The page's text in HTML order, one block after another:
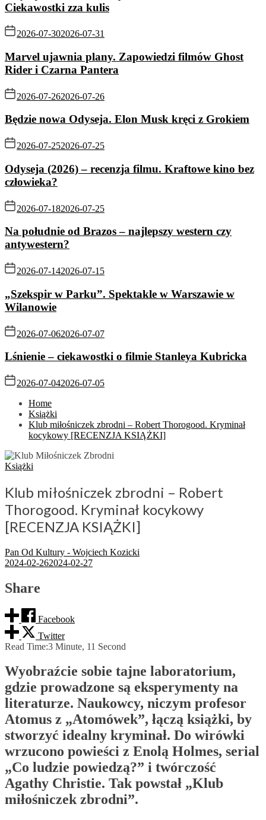
Ciekawostki zza kulis
2026-07-302026-07-31
Marvel ujawnia plany. Zapowiedzi filmów Ghost
Rider i Czarna Pantera
2026-07-262026-07-26
Będzie nowa Odyseja. Elon Musk kręci z Grokiem
2026-07-252026-07-25
Odyseja (2026) – recenzja filmu. Kraftowe kino bez
człowieka?
2026-07-182026-07-25
Na południe od Brazos – najlepszy western czy
antywestern?
2026-07-142026-07-15
„Szekspir w Parku”. Spektakle w Warszawie w
Wilanowie
2026-07-062026-07-07
Lśnienie – ciekawostki o filmie Stanleya Kubricka
2026-07-042026-07-05
Home
Książki
Klub miłośniczek zbrodni – Robert Thorogood. Kryminał
kocykowy [RECENZJA KSIĄŻKI]
Książki
Klub miłośniczek zbrodni – Robert
Thorogood. Kryminał kocykowy
[RECENZJA KSIĄŻKI]
Pan Od Kultury - Wojciech Kozicki
2024-02-262024-02-27
Share
Facebook
Twitter
Read Time:3 Minute, 11 Second
Wyobraźcie sobie tajne laboratorium,
gdzie prowadzone są eksperymenty na
literaturze. Naukowcy, niczym profesor
Atomus z „Atomówek”, łączą książki, by
stworzyć idealny kryminał. Do wirówki
wrzucono powieści z Enolą Holmes, serial
„Co ludzie powiedzą?” i twórczość
Agathy Christie. Tak powstał „Klub
miłośniczek zbrodni”.